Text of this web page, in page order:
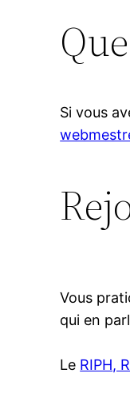
Si vous
Vous
qui en
Le RIPH,